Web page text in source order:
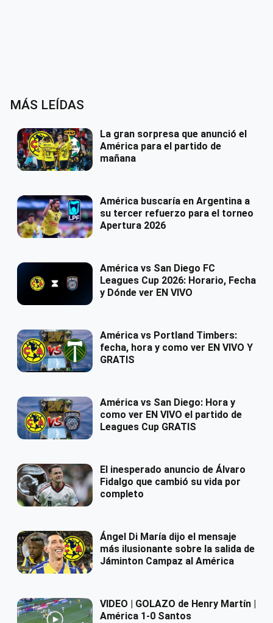
MÁS LEÍDAS
La gran sorpresa que anunció el
América para el partido de
mañana
América buscaría en Argentina a
su tercer refuerzo para el torneo
Apertura 2026
América vs San Diego FC
Leagues Cup 2026: Horario, Fecha
y Dónde ver EN VIVO
América vs Portland Timbers:
fecha, hora y como ver EN VIVO Y
GRATIS
América vs San Diego: Hora y
como ver EN VIVO el partido de
Leagues Cup GRATIS
El inesperado anuncio de Álvaro
Fidalgo que cambió su vida por
completo
Ángel Di María dijo el mensaje
más ilusionante sobre la salida de
Jáminton Campaz al América
VIDEO | GOLAZO de Henry Martín |
América 1-0 Santos